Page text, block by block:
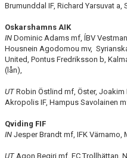
Brumunddal IF, Richard Yarsuvat a,
Oskarshamns AIK
IN Dominic Adams mf, ÍBV
Housnein Agodomou mv,
United, Pontus Fredriksson b,
(lån),
UT Robin Östlind mf, Öster, Joakim
Akropolis IF, Hampus Savolainen
Qviding FIF
IN Jesper Brandt mf, IFK Värnamo,
UT Agon Beqiri mf, FC Trollhättan,